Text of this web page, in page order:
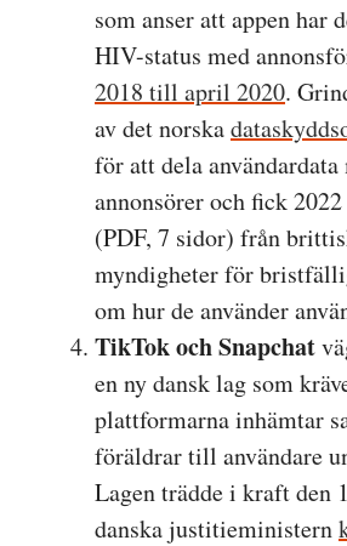
som anser att appen har
HIV-status med
2018 till april 2020.
av det norska
för att dela användardata
annonsörer och fick 2022
(PDF, 7 sidor) från
myndigheter för
om hur de använder
TikTok och Snapchat
en ny dansk lag som
plattformarna inhämtar
föräldrar till användare
Lagen trädde i kraft den
danska justitieministern